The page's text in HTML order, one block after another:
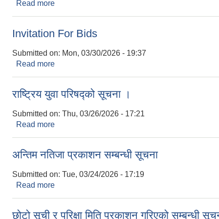
Read more
Invitation For Bids
Submitted on: Mon, 03/30/2026 - 19:37
Read more
राष्ट्रिय युवा परिषद्को सूचना ।
Submitted on: Thu, 03/26/2026 - 17:21
Read more
अन्तिम नतिजा प्रकाशन सम्बन्धी सूचना
Submitted on: Tue, 03/24/2026 - 17:19
Read more
छोटो सूची र परिक्षा मिति प्रकाशन गरिएको सम्बन्धी